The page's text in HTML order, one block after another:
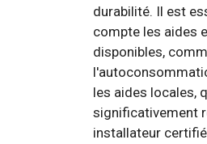
durabilité. Il est
compte les aides
disponibles,
les aides locales,
significativement
installateur